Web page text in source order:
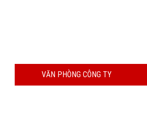
VĂN PHÒNG CÔNG TY